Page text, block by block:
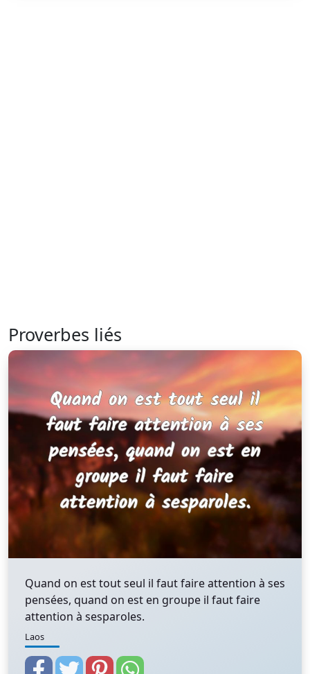
Proverbes liés
Quand on est tout seul il faut faire attention à ses
pensées, quand on est en groupe il faut faire
attention à sesparoles.
Laos